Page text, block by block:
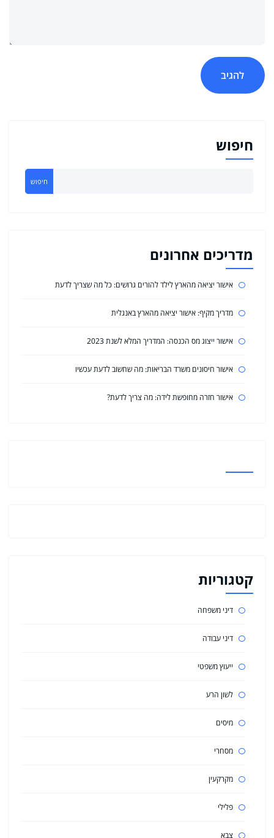
חיפוש
חיפוש
מדריכים אחרונים
אישור יציאה מהארץ לילד להורים גרושים: כל מה שצריך לדעת
מדריך מקיף: אישור יציאה מהארץ באנגלית
אישור ייצוג מס הכנסה: המדריך המלא לשנת 2023
אישור חיסונים משרד הבריאות: מה שחשוב לדעת עכשיו
אישור חזרה מחופשת לידה: מה צריך לדעת?
קטגוריות
דיני משפחה
דיני עבודה
ייעוץ משפטי
לשון הרע
מיסים
מסחרי
מקרקעין
פלילי
צבא